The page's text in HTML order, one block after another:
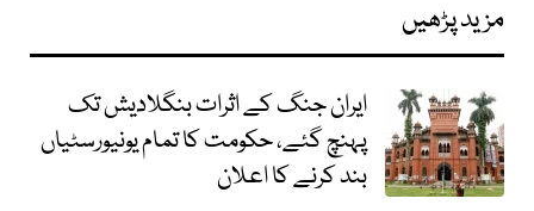
مزید پڑھیں
ایران جنگ کے اثرات بنگلادیش تک
پہنچ گئے، حکومت کا تمام یونیورسٹیاں
بند کرنے کا اعلان